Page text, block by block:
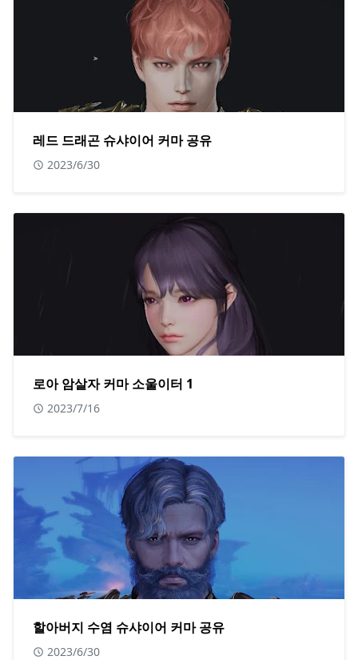
레드 드래곤 슈샤이어 커마 공유
2023/6/30
로아 암살자 커마 소울이터 1
2023/7/16
할아버지 수염 슈샤이어 커마 공유
2023/6/30